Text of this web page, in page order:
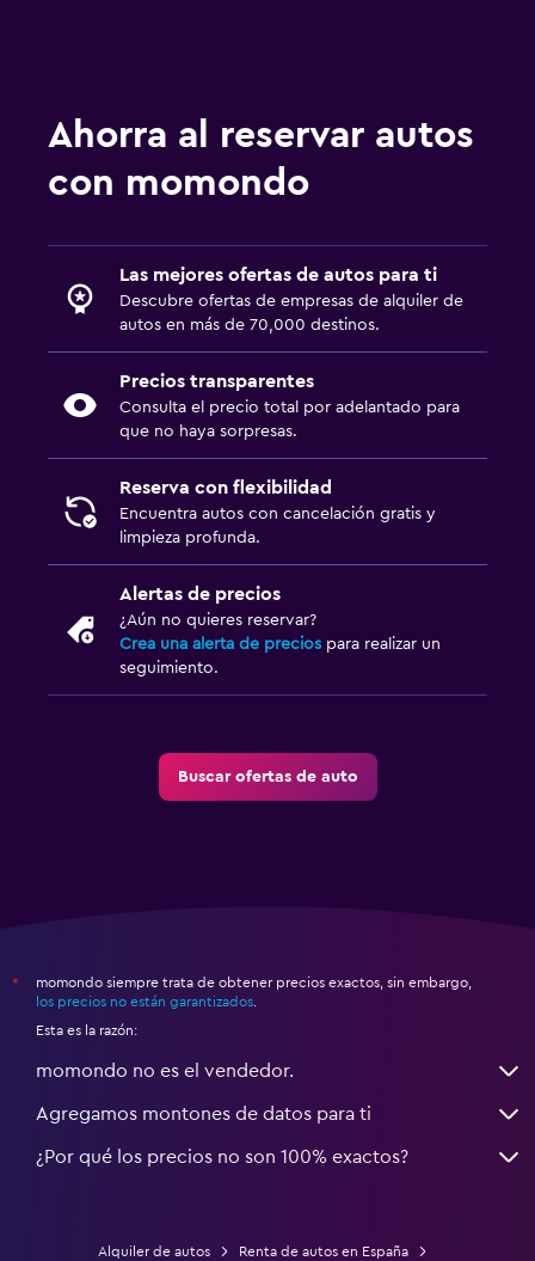
Ahorra al reservar autos
con momondo
Las mejores ofertas de autos para ti
Descubre ofertas de empresas de alquiler de
autos en más de 70,000 destinos.
Precios transparentes
Consulta el precio total por adelantado para
que no haya sorpresas.
Reserva con flexibilidad
Encuentra autos con cancelación gratis y
limpieza profunda.
Alertas de precios
¿Aún no quieres reservar?
Crea una alerta de precios para realizar un
seguimiento.
Buscar ofertas de auto
*
momondo siempre trata de obtener precios exactos, sin embargo,
los precios no están garantizados.
Esta es la razón:
momondo no es el vendedor.
Agregamos montones de datos para ti
¿Por qué los precios no son 100% exactos?
Alquiler de autos
Renta de autos en España